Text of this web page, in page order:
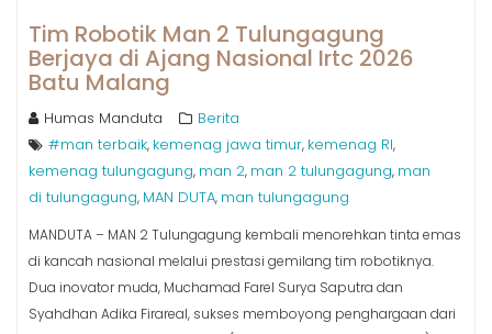
Tim Robotik Man 2 Tulungagung
Berjaya di Ajang Nasional Irtc 2026
Batu Malang
Humas Manduta
Berita
#man terbaik, kemenag jawa timur, kemenag RI,
kemenag tulungagung, man 2, man 2 tulungagung, man
di tulungagung, MAN DUTA, man tulungagung
MANDUTA – MAN 2 Tulungagung kembali menorehkan tinta emas
di kancah nasional melalui prestasi gemilang tim robotiknya.
Dua inovator muda, Muchamad Farel Surya Saputra dan
Syahdhan Adika Firareal, sukses memboyong penghargaan dari